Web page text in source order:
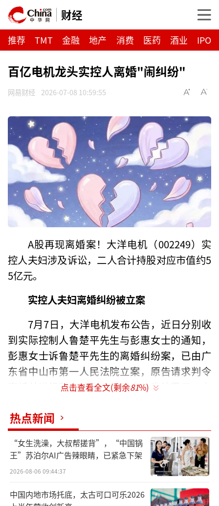
财经
推荐 TMT 金融 地产 消费 医药 酒业 IPO
百亿电机龙头实控人离婚"闹纠纷"
网易财经 2026-07-08 10:59:55
A股再现离婚案！大洋电机（002249）实
控人夫妇涉及诉讼，二人合计持股对应市值约5
5亿元。
实控人夫妇离婚纠纷被立案
7月7日，大洋电机发布公告，近日分别收
到实际控制人鲁楚平先生与彭惠女士的通知，
彭惠女士诉鲁楚平先生的离婚纠纷案，已由广
东省中山市第一人民法院立案，原告请求判令
离婚并进行财产分割。截至本公告披露日，上
截至目前，原告彭惠女士为公司实际控制
人，截至目前直接持有公司股份48,090,000
股，占公司总股本的1.95%。被告鲁楚平先生
为公司控股股东、实际控制人，截至目前直接
持有公司股份613,591,916股，占公司总股本的
点击查看全文(剩余81%)
热点新闻
“女生洗澡，大叔帮搓背”，“中国锅
王”苏泊尔AI广告辣眼睛，已紧急下架
2026-08-06 09:44:37
中国内地市场托底，太古可口可乐2026